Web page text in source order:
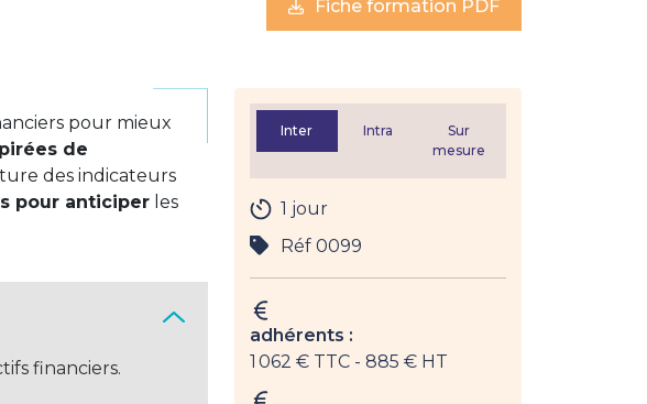
Fiche formation PDF
pour mieux
de
des indicateurs
pour anticiper les
financiers.
Inter Intra
Sur
mesure
1 jour
Réf 0099
adhérents :
1 062 € TTC - 885 € HT